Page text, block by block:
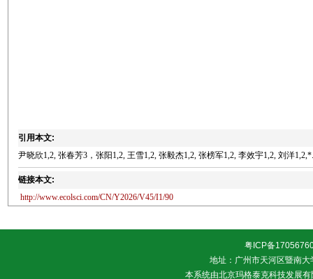
引用本文:
尹晓欣1,2, 张春芳3，张阳1,2, 王雪1,2, 张毅杰1,2, 张榜军1,2, 李效宇1,2, 刘洋
链接本文:
http://www.ecolsci.com/CN/Y2026/V45/I1/90
粤ICP备
地址：广州市天河区暨南
本系统由北京玛格泰克科技发展有